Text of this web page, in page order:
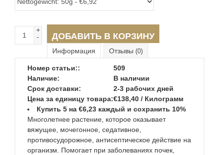
+
-
ДОБАВИТЬ В КОРЗИНУ
Информация Отзывы (0)
Номер статьи::
509
Наличие:
В наличии
Срок доставки:
2-3 рабочих дней
Цена за единицу товара:€138,40 / Килограмм
Купить 5 на €6,23 каждый и сохранить 10%
Многолетнее растение, которое оказывает
вяжущее, мочегонное, седативное,
противосудорожное, антисептическое действие на
организм. Помогает при заболеваниях почек,